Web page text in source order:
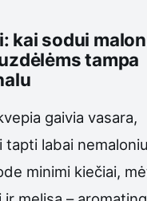
kai sodui
tampa
gaivia vasara,
labai
minimi kiečiai,